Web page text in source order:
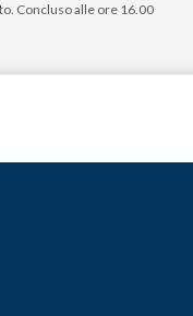
Concluso alle ore 16.00